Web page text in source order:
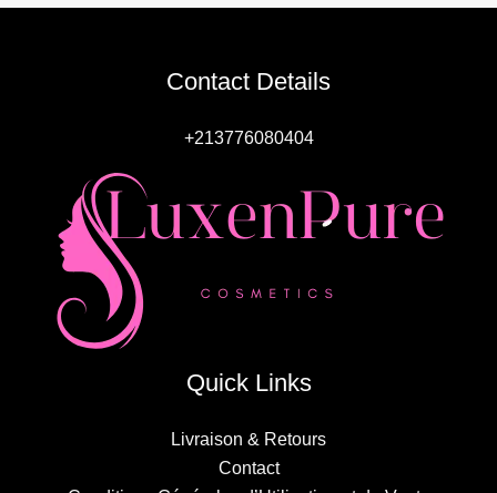
Contact Details
+213776080404
Quick Links
Livraison & Retours
Contact